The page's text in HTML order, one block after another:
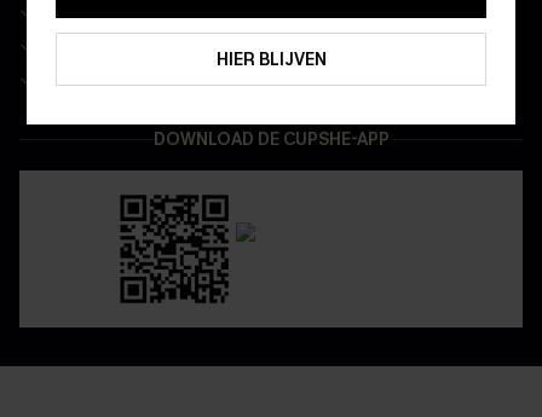
DOWNLOAD DE CUPSHE-APP
HIER BLIJVEN
ABONNEREN